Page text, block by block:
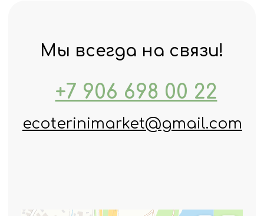
Оставьте ваш номер
телефона, и мы свяжемся с вами